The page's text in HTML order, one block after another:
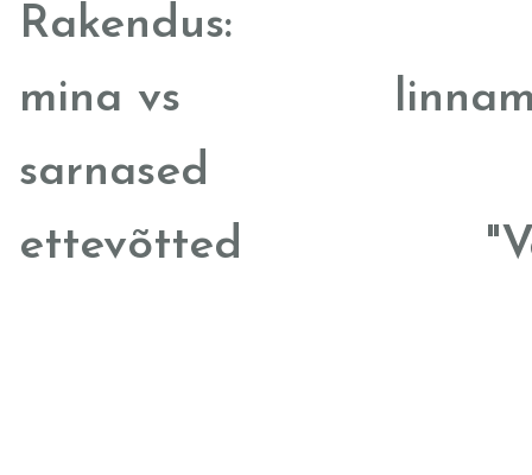
Rakendus:
mina vs
sarnased
ettevõtted